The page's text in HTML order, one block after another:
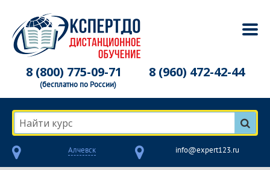
8 (800) 775-09-71
(бесплатно по России)
8 (960) 472-42-44
Найти курс
Алчевск info@expert123.ru